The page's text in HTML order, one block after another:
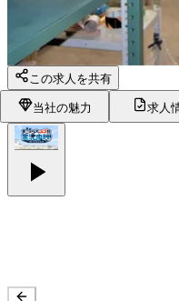
この求人を共有
当社の魅力 求人